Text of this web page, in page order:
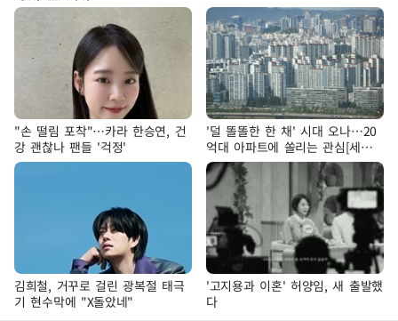
"손 떨림 포착"…카라 한승연, 건
강 괜찮나 팬들 '걱정'
'덜 똘똘한 한 채' 시대 오나…20
억대 아파트에 쏠리는 관심[세제
개편, 그 이후②]
김희철, 거꾸로 걸린 광복절 태극
기 현수막에 "X돌았네"
'고지용과 이혼' 허양임, 새 출발했
다